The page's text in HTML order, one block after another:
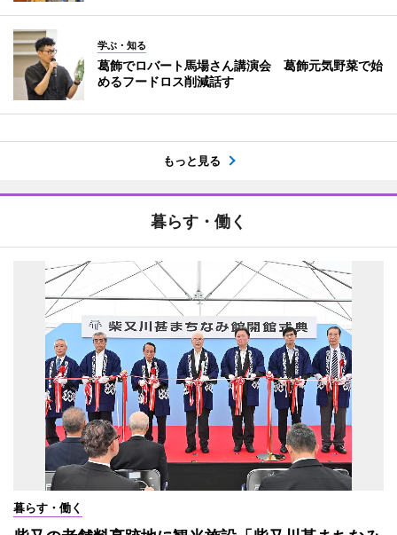
学ぶ・知る
葛飾でロバート馬場さん講演会 葛飾元気野菜で始
めるフードロス削減話す
もっと見る
暮らす・働く
暮らす・働く